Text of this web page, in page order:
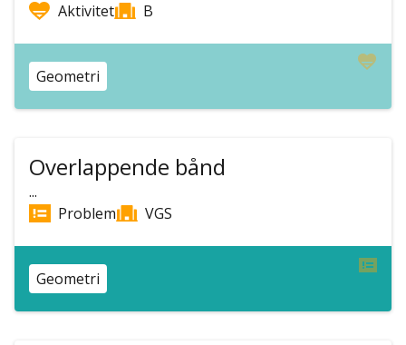
Aktivitet
B
Geometri
Overlappende bånd
...
Problem
VGS
Geometri